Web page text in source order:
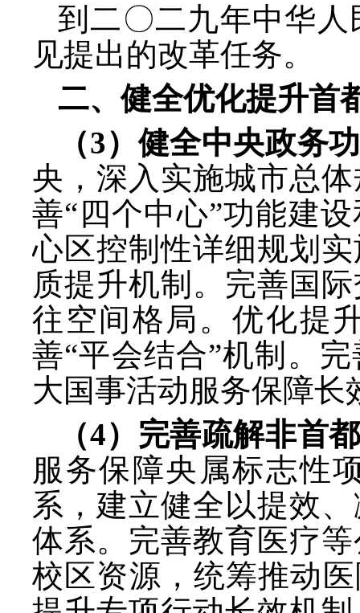
到二〇二九年中华
见提出的改革任务。
二、健全优化提升首
（3）健全中央政务
央，深入实施城市总
善“四个中心”功能建
心区控制性详细规划
质提升机制。完善国
往空间格局。优化提
善“平会结合”机制。
大国事活动服务保障长
（4）完善疏解非首
服务保障央属标志性
系，建立健全以提效
体系。完善教育医疗
校区资源，统筹推动